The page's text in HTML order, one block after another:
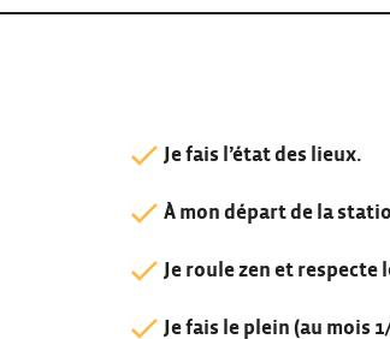
Je fais l’état des lieux.
À mon départ de la
Je roule zen et respecte
Je fais le plein (au mois